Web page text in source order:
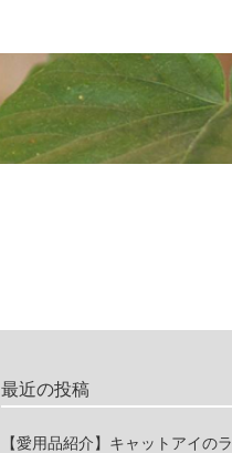
最近の投稿
【愛用品紹介】キャットアイのラ